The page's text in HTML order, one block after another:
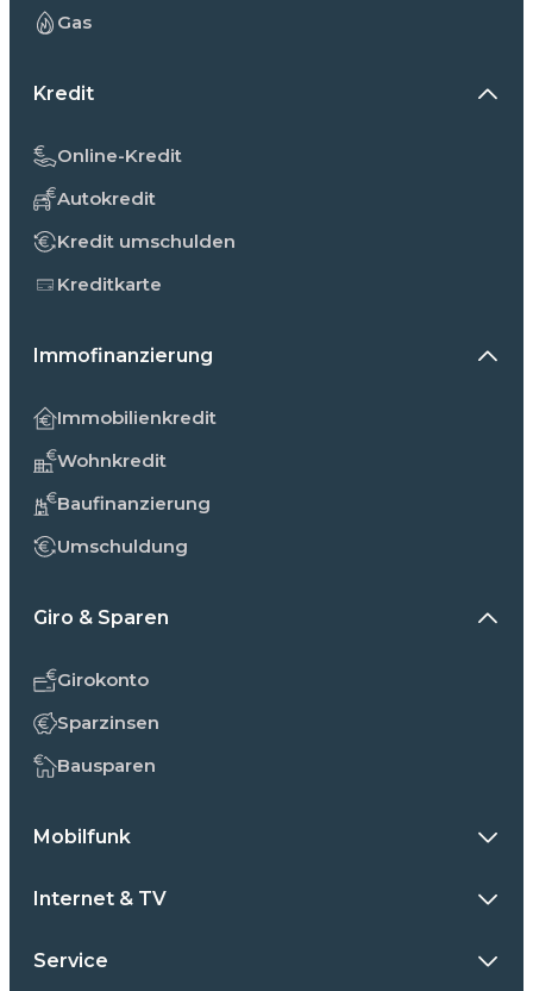
Gas
Kredit
Online-Kredit
Autokredit
Kredit umschulden
Kreditkarte
Immofinanzierung
Immobilienkredit
Wohnkredit
Baufinanzierung
Umschuldung
Giro & Sparen
Girokonto
Sparzinsen
Bausparen
Mobilfunk
Internet & TV
Service